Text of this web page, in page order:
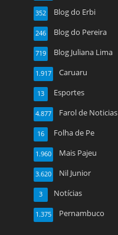
Blog do Erbi
352
Blog do Pereira
246
Blog Juliana Lima
719
Caruaru
1.917
Esportes
13
Farol de Noticias
4.877
Folha de Pe
16
Mais Pajeu
1.960
Nil Junior
3.620
Notícias
3
Pernambuco
1.375